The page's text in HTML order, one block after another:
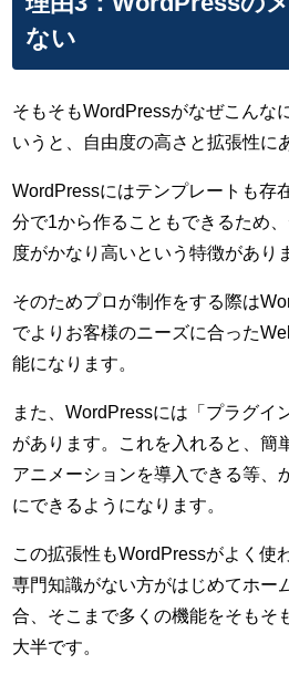
ない
そもそもWordPressがなぜこんな
いうと、自由度の高さと拡張性に
WordPressにはテンプレートも存
分で1から作ることもできるため
度がかなり高いという特徴があり
そのためプロが制作をする際は
でよりお客様のニーズに合った
能になります。
また、WordPressには「プラグイ
があります。これを入れると、簡
アニメーションを導入できる等、
にできるようになります。
この拡張性もWordPressがよく使
専門知識がない方がはじめてホー
合、そこまで多くの機能をそもそ
大半です。